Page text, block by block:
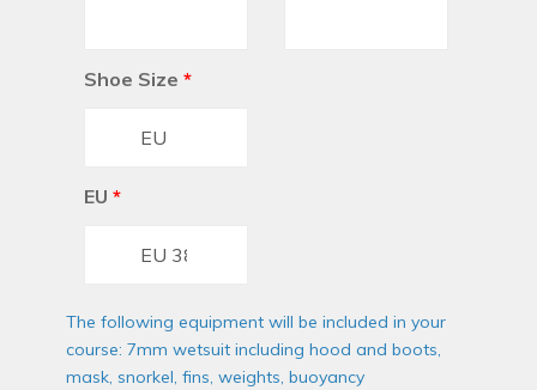
Shoe Size *
EU *
The following equipment will be included in your
course: 7mm wetsuit including hood and boots,
mask, snorkel, fins, weights, buoyancy